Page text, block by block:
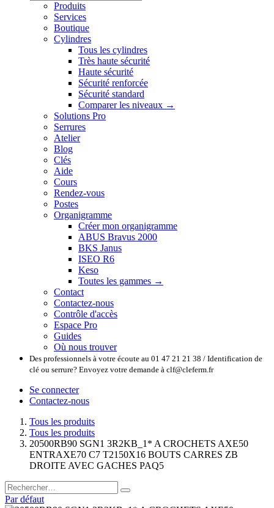
Produits
Services
Boutique
Cylindres
Tous les cylindres
Très haute sécurité
Haute sécurité
Sécurité renforcée
Sécurité standard
Comparer les niveaux →
Solutions Pro
Serrures
Atelier
Blog
Clés
Aide
Cours
Rendez-vous
Postes
Organigramme
Créer mon organigramme
ABUS Bravus 2000
BKS Janus
ISEO R6
Keso
Toutes les gammes →
Contact
Contactez-nous
Contrôle d'accès
Espace Pro
Guides
Où nous trouver
Des professionnels à votre écoute au 01 47 21 21 38 / Identification de
clé ou serrure? Envoyez votre demande à clf@cleferm.fr
Se connecter
Contactez-nous
Tous les produits
Tous les produits
20500RB90 SGN1 3R2KB_1* A CROCHETS AXE50
ENTRAXE70 C7 T2150X16 BOUTS CARRES ZB
DROITE AVEC GACHES PAQ5
Par défaut